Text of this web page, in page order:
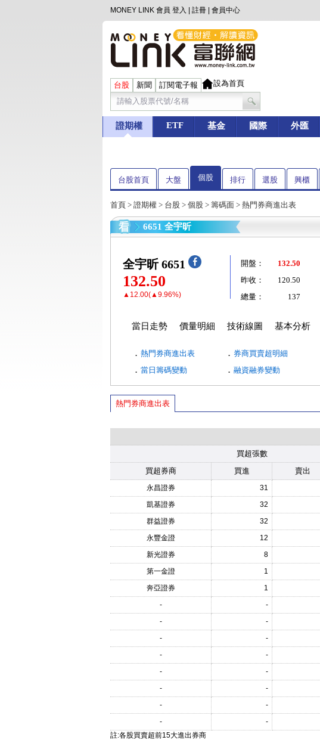
MONEY LINK 會員 登入 註冊 會員中心
台股 新聞 訂閱電子報 設為首頁
證期權 ETF 基金 國際 外匯
台股首頁 大盤 個股 排行 選股 興櫃
首頁 > 證期權 > 台股 > 個股 > 籌碼面 > 熱門券商進出表
6651 全宇昕
全宇昕 6651
132.50
▲12.00(▲9.96%)
開盤： 132.50
昨收：
120.50
總量：
137
當日走勢 價量明細 技術線圖 基本分析
． 熱門券商進出表 ． 券商買賣超明細
． 當日籌碼變動 ． 融資融券變動
熱門券商進出表
買超張數
買超券商
買進 賣出
永昌證券 31
凱基證券
32
群益證券
32
永豐金證
12
新光證券
8
第一金證
1
奔亞證券
1
-
-
-
-
-
-
-
-
-
-
-
-
-
-
-
-
註:各股買賣超前15大進出券商